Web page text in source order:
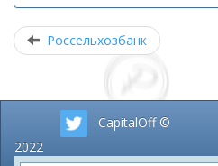
Россельхозбанк
CapitalOff ©
2022